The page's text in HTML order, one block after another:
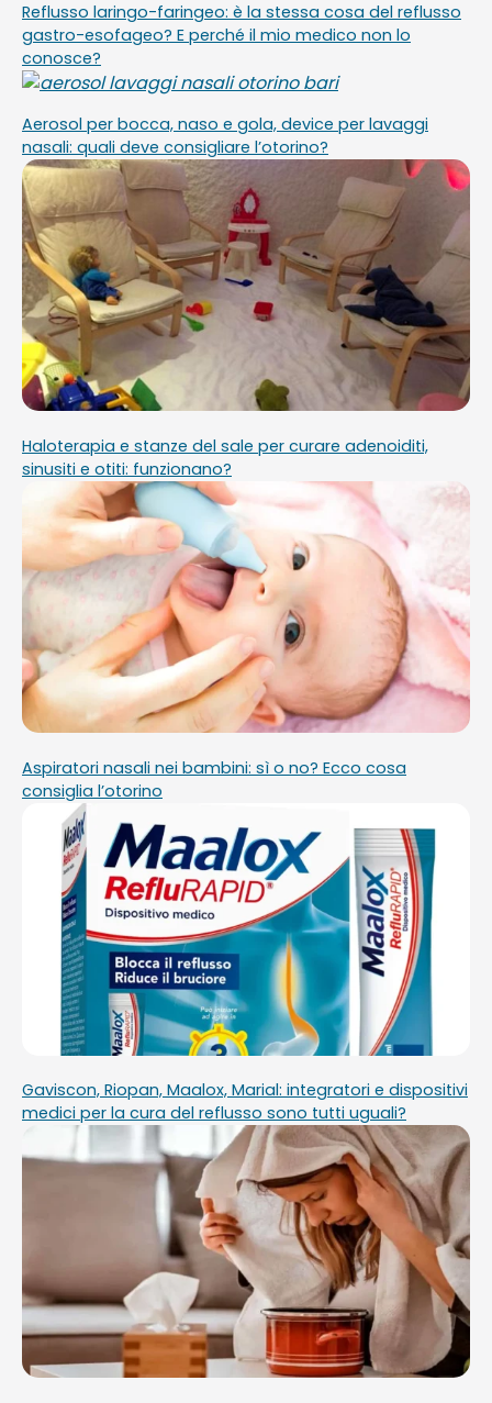
Reflusso laringo-faringeo: è la stessa cosa del reflusso
gastro-esofageo? E perché il mio medico non lo
conosce?
Aerosol per bocca, naso e gola, device per lavaggi
nasali: quali deve consigliare l’otorino?
Haloterapia e stanze del sale per curare adenoiditi,
sinusiti e otiti: funzionano?
Aspiratori nasali nei bambini: sì o no? Ecco cosa
consiglia l’otorino
Gaviscon, Riopan, Maalox, Marial: integratori e dispositivi
medici per la cura del reflusso sono tutti uguali?